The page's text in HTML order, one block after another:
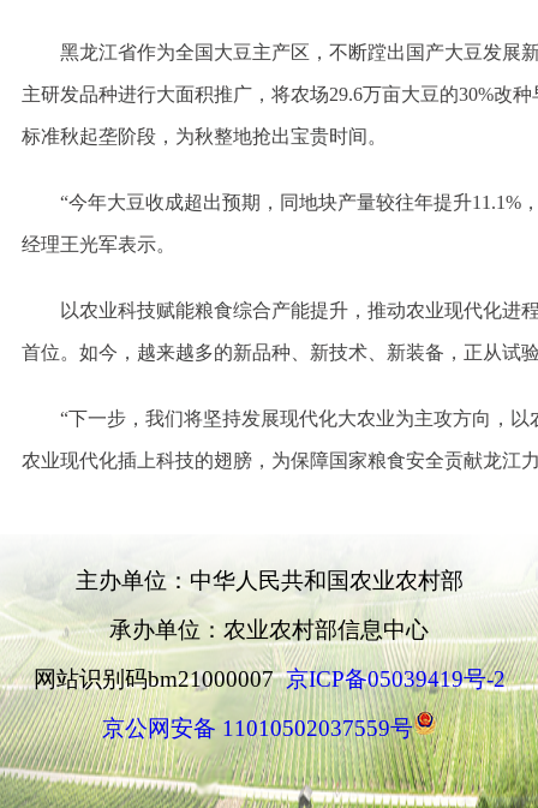
黑龙江省作为全国大豆主产区，不断蹚出国产大豆发展
主研发品种进行大面积推广，将农场29.6万亩大豆的30%改
标准秋起垄阶段，为秋整地抢出宝贵时间。
“今年大豆收成超出预期，同地块产量较往年提升
经理王光军表示。
以农业科技赋能粮食综合产能提升，推动农业现代化
首位。如今，越来越多的新品种、新技术、新装备，正从试
“下一步，我们将坚持发展现代化大农业为主攻方向，
农业现代化插上科技的翅膀，为保障国家粮食安全贡献龙江
主办单位：中华人民共和国农业农村部
承办单位：农业农村部信息中心
网站识别码bm21000007京ICP备05039419号-2
京公网安备 11010502037559号